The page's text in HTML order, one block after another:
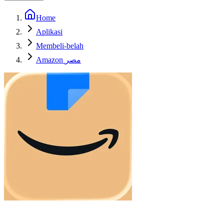
Home
Aplikasi
Membeli-belah
Amazon مصر